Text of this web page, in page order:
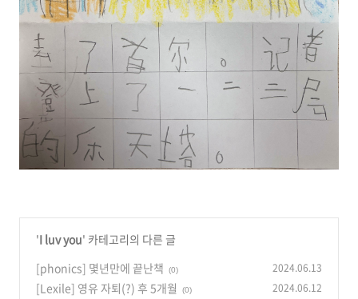
'I luv you' 카테고리의 다른 글
[phonics] 몇년만에 끝난책
(0) 2024.06.13
[Lexile] 영유 자퇴(?) 후 5개월 (0) 2024.06.12